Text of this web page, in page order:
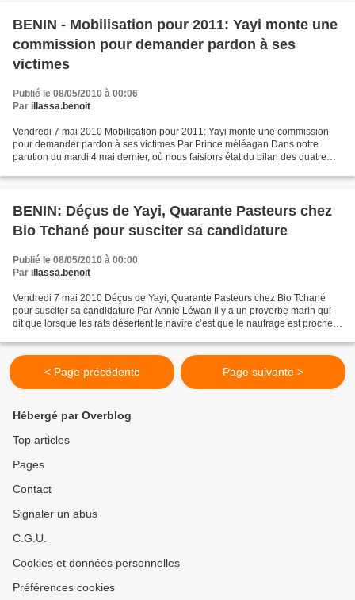
BENIN - Mobilisation pour 2011: Yayi monte une
commission pour demander pardon à ses
victimes
Publié le 08/05/2010 à 00:06
Par illassa.benoit
Vendredi 7 mai 2010 Mobilisation pour 2011: Yayi monte une commission
pour demander pardon à ses victimes Par Prince mèléagan Dans notre
parution du mardi 4 mai dernier, où nous faisions état du bilan des quatre
BENIN: Déçus de Yayi, Quarante Pasteurs chez
Bio Tchané pour susciter sa candidature
Publié le 08/05/2010 à 00:00
Par illassa.benoit
Vendredi 7 mai 2010 Déçus de Yayi, Quarante Pasteurs chez Bio Tchané
pour susciter sa candidature Par Annie Léwan Il y a un proverbe marin qui
dit que lorsque les rats désertent le navire c’est que le naufrage est proche.
< Page précédente Page suivante >
Hébergé par Overblog
Top articles
Pages
Contact
Signaler un abus
C.G.U.
Cookies et données personnelles
Préférences cookies